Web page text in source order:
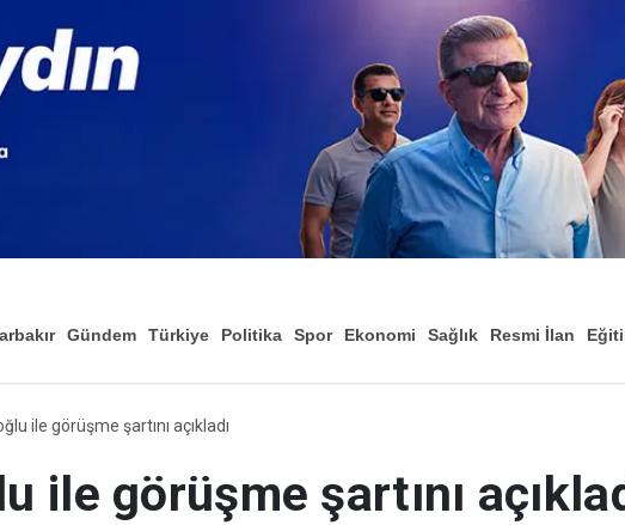
Gündem Türkiye Politika Spor Ekonomi Sağlık Resmi İlan
ile görüşme şartını açıkladı
ile görüşme şartını